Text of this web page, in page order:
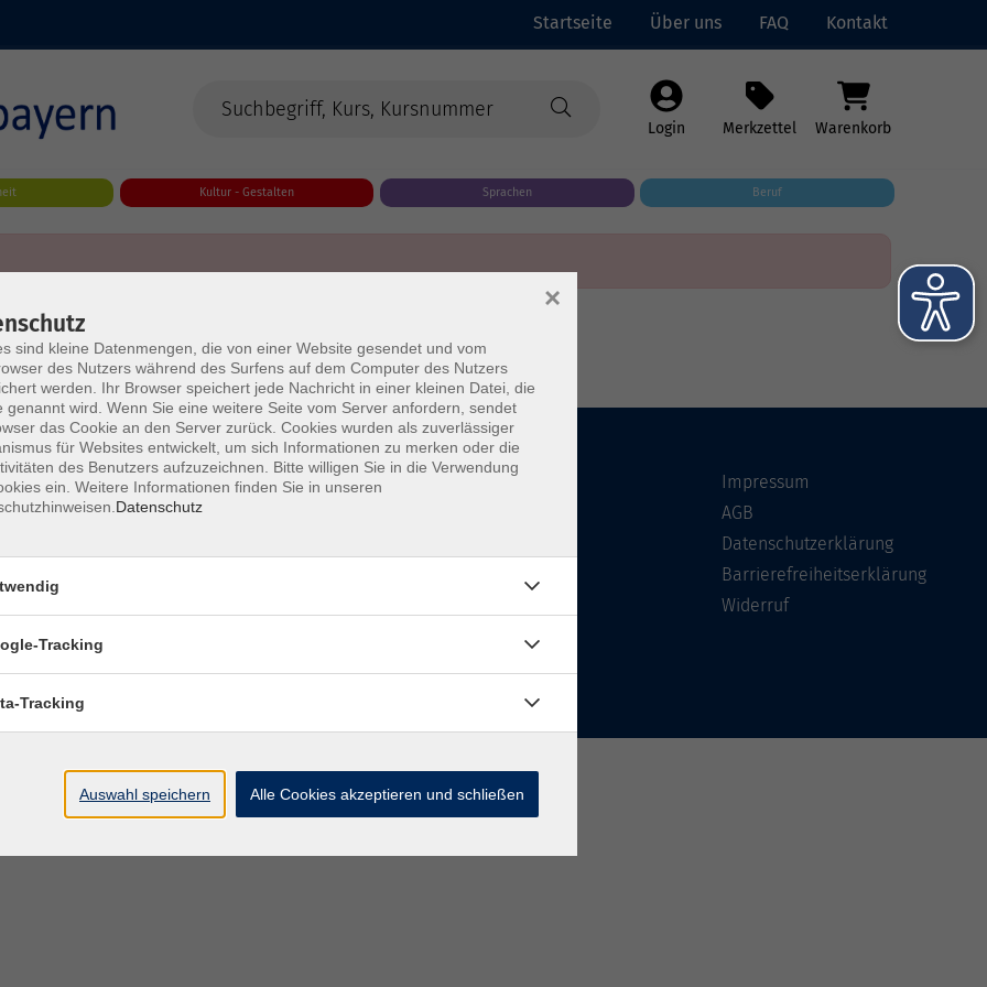
Startseite Über uns FAQ Kontakt
Login Merkzettel Warenkorb
Kultur - Gestalten Sprachen Beruf
Startseite
Impressum
AGB
Datenschutzerklärung
Barrierefreiheitserklärung
Widerruf
sind kleine Datenmengen, die von einer Website gesendet und vom
des Nutzers während des Surfens auf dem Computer des Nutzers
werden. Ihr Browser speichert jede Nachricht in einer kleinen Datei, die
genannt wird. Wenn Sie eine weitere Seite vom Server anfordern, sendet
das Cookie an den Server zurück. Cookies wurden als zuverlässiger
für Websites entwickelt, um sich Informationen zu merken oder die
des Benutzers aufzuzeichnen. Bitte willigen Sie in die Verwendung
ein. Weitere Informationen finden Sie in unseren
Datenschutz
×
Tracking
Tracking
Auswahl speichern Alle Cookies akzeptieren und schließen